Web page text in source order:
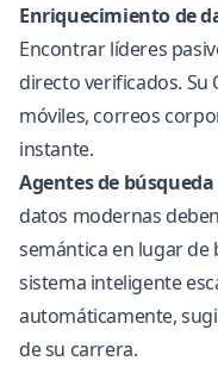
Enriquecimiento de
Encontrar líderes
directo verificados. Su
móviles, correos
instante.
Agentes de
datos modernas
semántica en lugar de
sistema inteligente
automáticamente,
de su carrera.